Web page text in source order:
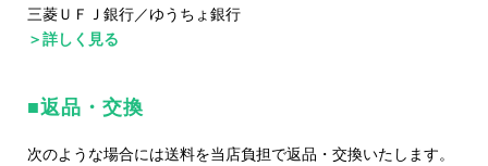
三菱ＵＦＪ銀行／ゆうちょ銀行
＞詳しく見る
返品・交換
次のような場合には送料を当店負担で返品・交換いたします。